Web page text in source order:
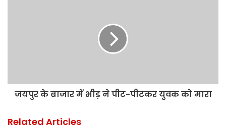
जयपुर के बाजार में भीड़ ने पीट-पीटकर युवक को मारा
Related Articles